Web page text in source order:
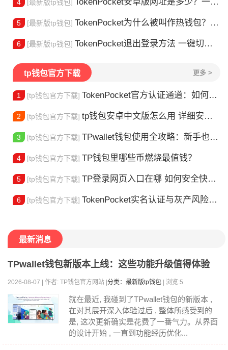
4 [最新版tp钱包]
5 [最新版tp钱包] TokenPocket为什么被叫作热钱包？一文讲清楚
6 [最新版tp钱包] TokenPocket退出登录方法 一键切换账号超简单
tp钱包官方下载 更多 >
1 [tp钱包官方下载] TokenPocket官方认证通道：如何找到真正的官方渠道
2 [tp钱包官方下载] tp钱包安卓中文版怎么用 详细安装教程
3 [tp钱包官方下载] TPwallet钱包使用全攻略：新手也能快速上手掌握
4 [tp钱包官方下载] TP钱包里哪些币燃烧最值钱？
5 [tp钱包官方下载] TP登录网页入口在哪 如何安全快速登陆平台
6 [tp钱包官方下载] TokenPocket实名认证与灰产风险全解析
最新消息
TPwallet钱包新版本上线：这些功能升级值得体验
2026-08-07 | 作者: TP钱包官方网站 | 分类：最新版tp钱包 | 浏览:5
就在最近, 我碰到了TPwallet钱包的新版本 ,
在对其展开深入体验过后 , 整体所感受到的
是, 这次更新确实是花费了一番气力。从界面
的设计开始 , 一直到功能经历优化...